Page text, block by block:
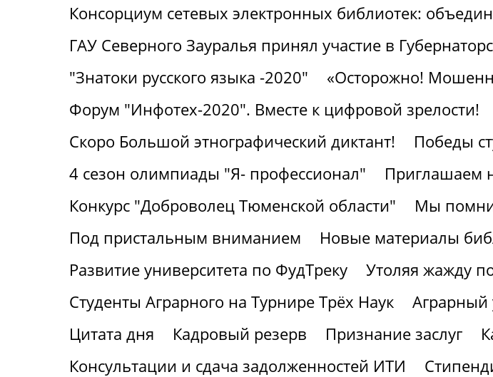
Консорциум сетевых электронных библиотек:
ГАУ Северного Зауралья принял участие в
"Знатоки русского языка -2020"
«Осторожно!
Форум "Инфотех-2020". Вместе к цифровой зрелости!
Скоро Большой этнографический диктант!
Победы
4 сезон олимпиады "Я- профессионал"
Приглашаем
Конкурс "Доброволец Тюменской области"
Мы
Под пристальным вниманием
Новые материалы
Развитие университета по ФудТреку
Утоляя жажду
Студенты Аграрного на Турнире Трёх Наук
Аграрный
Цитата дня
Кадровый резерв Признание заслуг
Консультации и сдача задолженностей ИТИ